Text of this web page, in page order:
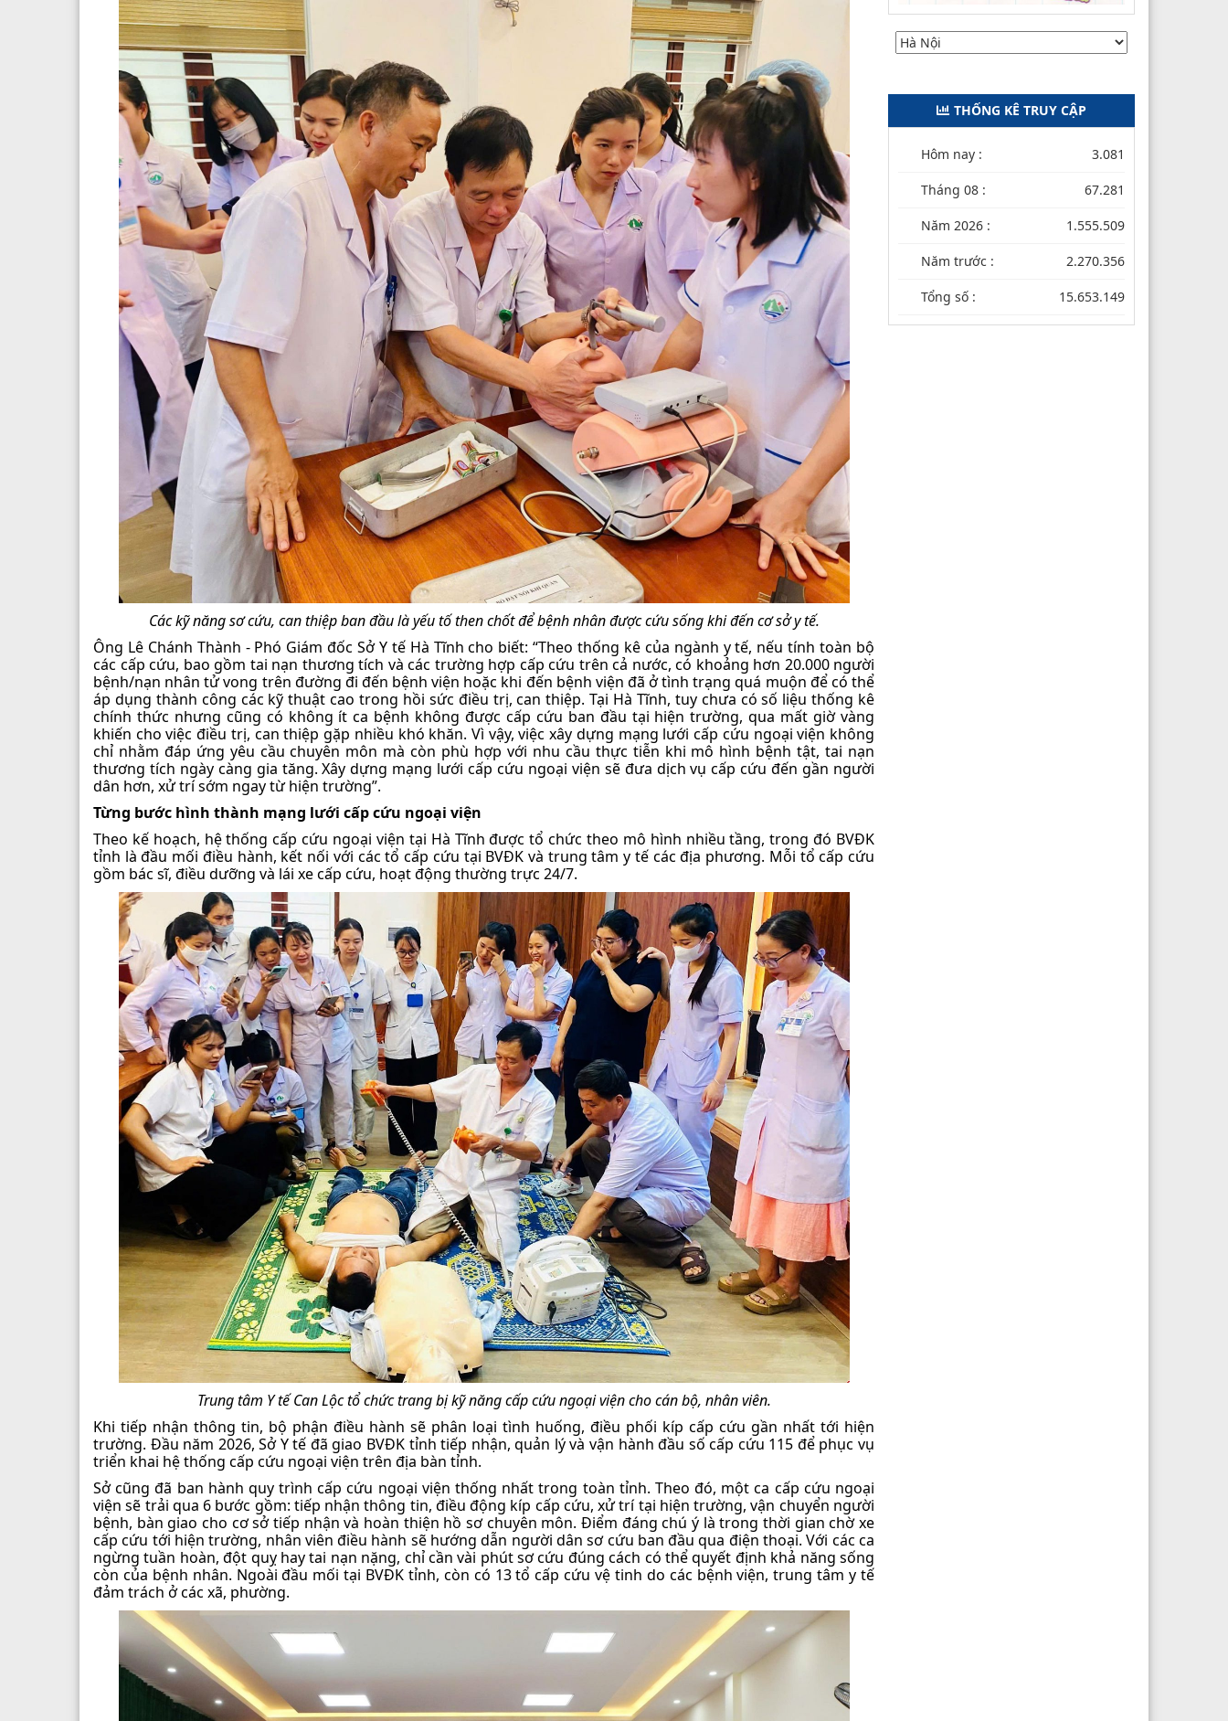
Các kỹ năng sơ cứu, can thiệp ban đầu là yếu tố then chốt để bệnh nhân được cứu sống khi đến cơ sở y tế.
Ông Lê Chánh Thành - Phó Giám đốc Sở Y tế Hà Tĩnh cho biết: “Theo thống kê của ngành y tế, nếu tính toàn bộ
các cấp cứu, bao gồm tai nạn thương tích và các trường hợp cấp cứu trên cả nước, có khoảng hơn 20.000 người
bệnh/nạn nhân tử vong trên đường đi đến bệnh viện hoặc khi đến bệnh viện đã ở tình trạng quá muộn để có thể
áp dụng thành công các kỹ thuật cao trong hồi sức điều trị, can thiệp. Tại Hà Tĩnh, tuy chưa có số liệu thống kê
chính thức nhưng cũng có không ít ca bệnh không được cấp cứu ban đầu tại hiện trường, qua mất giờ vàng
khiến cho việc điều trị, can thiệp gặp nhiều khó khăn. Vì vậy, việc xây dựng mạng lưới cấp cứu ngoại viện không
chỉ nhằm đáp ứng yêu cầu chuyên môn mà còn phù hợp với nhu cầu thực tiễn khi mô hình bệnh tật, tai nạn
thương tích ngày càng gia tăng. Xây dựng mạng lưới cấp cứu ngoại viện sẽ đưa dịch vụ cấp cứu đến gần người
dân hơn, xử trí sớm ngay từ hiện trường”.
Từng bước hình thành mạng lưới cấp cứu ngoại viện
Theo kế hoạch, hệ thống cấp cứu ngoại viện tại Hà Tĩnh được tổ chức theo mô hình nhiều tầng, trong đó BVĐK
tỉnh là đầu mối điều hành, kết nối với các tổ cấp cứu tại BVĐK và trung tâm y tế các địa phương. Mỗi tổ cấp cứu
gồm bác sĩ, điều dưỡng và lái xe cấp cứu, hoạt động thường trực 24/7.
Trung tâm Y tế Can Lộc tổ chức trang bị kỹ năng cấp cứu ngoại viện cho cán bộ, nhân viên.
Khi tiếp nhận thông tin, bộ phận điều hành sẽ phân loại tình huống, điều phối kíp cấp cứu gần nhất tới hiện
trường. Đầu năm 2026, Sở Y tế đã giao BVĐK tỉnh tiếp nhận, quản lý và vận hành đầu số cấp cứu 115 để phục vụ
triển khai hệ thống cấp cứu ngoại viện trên địa bàn tỉnh.
Sở cũng đã ban hành quy trình cấp cứu ngoại viện thống nhất trong toàn tỉnh. Theo đó, một ca cấp cứu ngoại
viện sẽ trải qua 6 bước gồm: tiếp nhận thông tin, điều động kíp cấp cứu, xử trí tại hiện trường, vận chuyển người
bệnh, bàn giao cho cơ sở tiếp nhận và hoàn thiện hồ sơ chuyên môn. Điểm đáng chú ý là trong thời gian chờ xe
cấp cứu tới hiện trường, nhân viên điều hành sẽ hướng dẫn người dân sơ cứu ban đầu qua điện thoại. Với các ca
ngừng tuần hoàn, đột quỵ hay tai nạn nặng, chỉ cần vài phút sơ cứu đúng cách có thể quyết định khả năng sống
còn của bệnh nhân. Ngoài đầu mối tại BVĐK tỉnh, còn có 13 tổ cấp cứu vệ tinh do các bệnh viện, trung tâm y tế
đảm trách ở các xã, phường.
THỐNG KÊ TRUY CẬP
Hôm nay : 3.081
Tháng 08 : 67.281
Năm 2026 : 1.555.509
Năm trước : 2.270.356
Tổng số : 15.653.149